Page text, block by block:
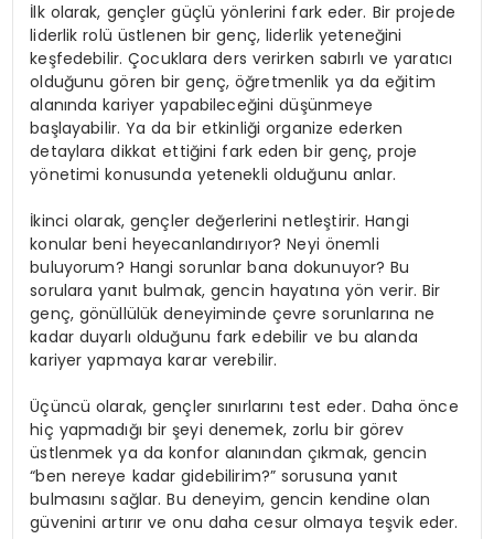
İlk olarak, gençler güçlü yönlerini fark eder. Bir projede
liderlik rolü üstlenen bir genç, liderlik yeteneğini
keşfedebilir. Çocuklara ders verirken sabırlı ve yaratıcı
olduğunu gören bir genç, öğretmenlik ya da eğitim
alanında kariyer yapabileceğini düşünmeye
başlayabilir. Ya da bir etkinliği organize ederken
detaylara dikkat ettiğini fark eden bir genç, proje
yönetimi konusunda yetenekli olduğunu anlar.
İkinci olarak, gençler değerlerini netleştirir. Hangi
konular beni heyecanlandırıyor? Neyi önemli
buluyorum? Hangi sorunlar bana dokunuyor? Bu
sorulara yanıt bulmak, gencin hayatına yön verir. Bir
genç, gönüllülük deneyiminde çevre sorunlarına ne
kadar duyarlı olduğunu fark edebilir ve bu alanda
kariyer yapmaya karar verebilir.
Üçüncü olarak, gençler sınırlarını test eder. Daha önce
hiç yapmadığı bir şeyi denemek, zorlu bir görev
üstlenmek ya da konfor alanından çıkmak, gencin
“ben nereye kadar gidebilirim?” sorusuna yanıt
bulmasını sağlar. Bu deneyim, gencin kendine olan
güvenini artırır ve onu daha cesur olmaya teşvik eder.